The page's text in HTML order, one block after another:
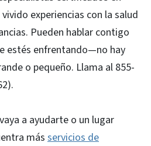
experiencias con la salud
Pueden hablar contigo
estés enfrentando—no hay
o pequeño. Llama al 855-
a ayudarte o un lugar
másservicios de